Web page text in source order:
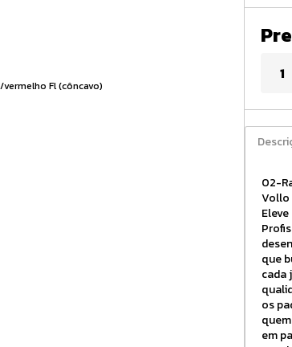
02-
Vollo
que
cada
os
em